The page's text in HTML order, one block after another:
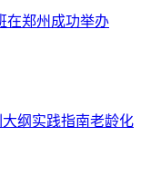
在郑州成功举办
纲 实践指南老龄化